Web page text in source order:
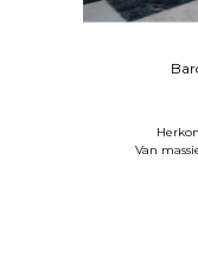
Van